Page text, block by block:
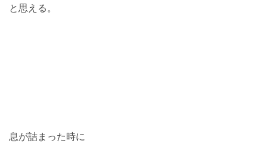
と思える。
息が詰まった時に